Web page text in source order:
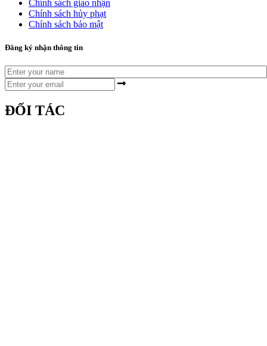
Chính sách giao nhận
Chính sách hủy phạt
Chính sách bảo mật
Đăng ký nhận thông tin
ĐỐI TÁC